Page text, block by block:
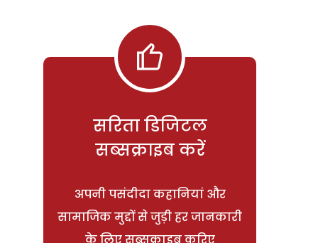
सरिता डिजिटल
सब्सक्राइब करें
अपनी पसंदीदा कहानियां और
सामाजिक मुद्दों से जुड़ी हर जानकारी